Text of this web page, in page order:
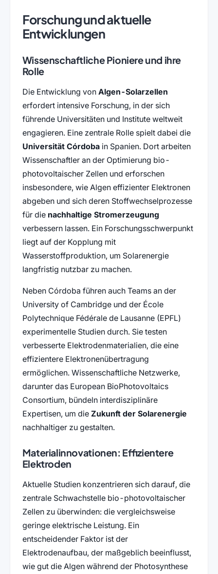
Forschung und aktuelle
Entwicklungen
Wissenschaftliche Pioniere und ihre
Rolle
Die Entwicklung von Algen-Solarzellen
erfordert intensive Forschung, in der sich
führende Universitäten und Institute weltweit
engagieren. Eine zentrale Rolle spielt dabei die
Universität Córdobain Spanien. Dort arbeiten
Wissenschaftler an der Optimierung bio-
photovoltaischer Zellen und erforschen
insbesondere, wie Algen effizienter Elektronen
abgeben und sich deren Stoffwechselprozesse
für die nachhaltige Stromerzeugung
verbessern lassen. Ein Forschungsschwerpunkt
liegt auf der Kopplung mit
Wasserstoffproduktion, um Solarenergie
langfristig nutzbar zu machen.
Neben Córdoba führen auch Teams an der
University of Cambridge und der École
Polytechnique Fédérale de Lausanne (EPFL)
experimentelle Studien durch. Sie testen
verbesserte Elektrodenmaterialien, die eine
effizientere Elektronenübertragung
ermöglichen. Wissenschaftliche Netzwerke,
darunter das European BioPhotovoltaics
Consortium, bündeln interdisziplinäre
Expertisen, um die Zukunft der Solarenergie
nachhaltiger zu gestalten.
Materialinnovationen: Effizientere
Elektroden
Aktuelle Studien konzentrieren sich darauf, die
zentrale Schwachstelle bio-photovoltaischer
Zellen zu überwinden: die vergleichsweise
geringe elektrische Leistung. Ein
entscheidender Faktor ist der
Elektrodenaufbau, der maßgeblich beeinflusst,
wie gut die Algen während der Photosynthese